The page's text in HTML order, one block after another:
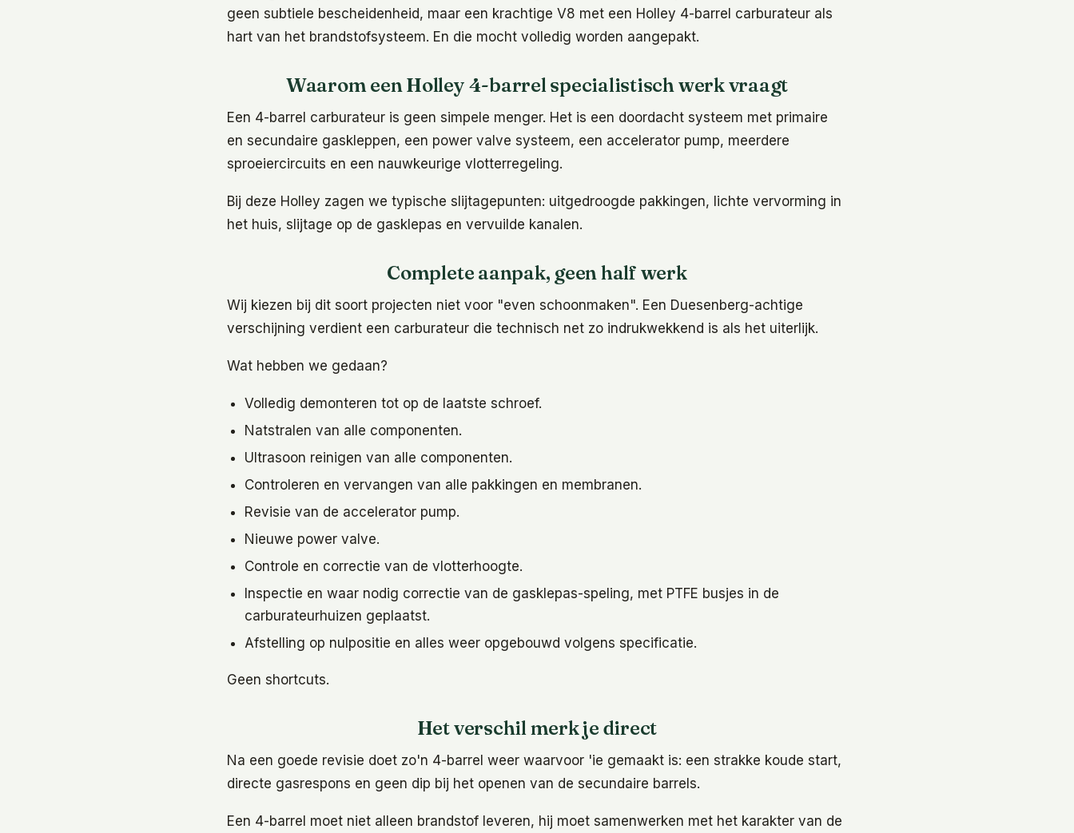
geen subtiele bescheidenheid, maar een krachtige V8 met een Holley 4-barrel carburateur als
hart van het brandstofsysteem. En die mocht volledig worden aangepakt.
Waarom een Holley 4-barrel specialistisch werk vraagt
Een 4-barrel carburateur is geen simpele menger. Het is een doordacht systeem met primaire
en secundaire gaskleppen, een power valve systeem, een accelerator pump, meerdere
sproeiercircuits en een nauwkeurige vlotterregeling.
Bij deze Holley zagen we typische slijtagepunten: uitgedroogde pakkingen, lichte vervorming in
het huis, slijtage op de gasklepas en vervuilde kanalen.
Complete aanpak, geen half werk
Wij kiezen bij dit soort projecten niet voor "even schoonmaken". Een Duesenberg-achtige
verschijning verdient een carburateur die technisch net zo indrukwekkend is als het uiterlijk.
Wat hebben we gedaan?
Volledig demonteren tot op de laatste schroef.
Natstralen van alle componenten.
Ultrasoon reinigen van alle componenten.
Controleren en vervangen van alle pakkingen en membranen.
Revisie van de accelerator pump.
Nieuwe power valve.
Controle en correctie van de vlotterhoogte.
Inspectie en waar nodig correctie van de gasklepas-speling, met PTFE busjes in de
carburateurhuizen geplaatst.
Afstelling op nulpositie en alles weer opgebouwd volgens specificatie.
Geen shortcuts.
Het verschil merk je direct
Na een goede revisie doet zo'n 4-barrel weer waarvoor 'ie gemaakt is: een strakke koude start,
directe gasrespons en geen dip bij het openen van de secundaire barrels.
Een 4-barrel moet niet alleen brandstof leveren, hij moet samenwerken met het karakter van de